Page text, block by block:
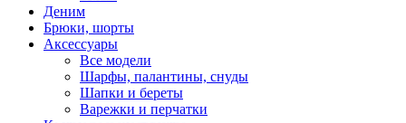
Деним
Брюки, шорты
Аксессуары
Все модели
Шарфы, палантины, снуды
Шапки и береты
Варежки и перчатки